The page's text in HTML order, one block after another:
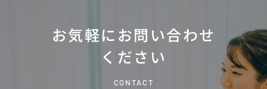
お気軽にお問い合わせ
ください
CONTACT